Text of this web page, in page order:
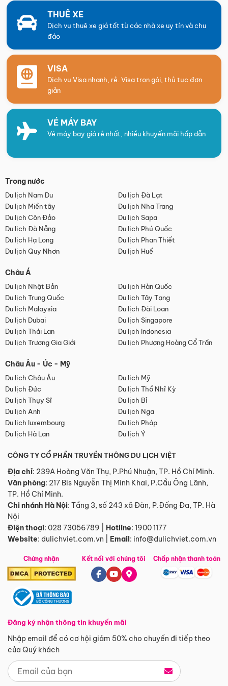
THUÊ XE
Dịch vụ thuê xe giá tốt từ các nhà xe uy tín và chu
đáo
VISA
Dịch vụ Visa nhanh, rẻ. Visa trọn gói, thủ tục đơn
giản
VÉ MÁY BAY
Vé máy bay giá rẻ nhất, nhiều khuyến mãi hấp dẫn
Trong nước
Du lịch Nam Du
Du lịch Đà Lạt
Du lịch Miền tây
Du lịch Nha Trang
Du lịch Côn Đảo
Du lịch Sapa
Du lịch Đà Nẵng
Du lịch Phú Quốc
Du lịch Hạ Long
Du lịch Phan Thiết
Du lịch Quy Nhơn
Du lịch Huế
Châu Á
Du lịch Nhật Bản
Du lịch Hàn Quốc
Du lịch Trung Quốc
Du lịch Tây Tạng
Du lịch Malaysia
Du lịch Đài Loan
Du lịch Dubai
Du lịch Singapore
Du lịch Thái Lan
Du lịch Indonesia
Du lịch Trương Gia Giới
Du lịch Phượng Hoàng Cổ Trấn
Châu Âu - Úc - Mỹ
Du lịch Châu Âu
Du lịch Mỹ
Du lịch Đức
Du lịch Thổ Nhĩ Kỳ
Du lịch Thụy Sĩ
Du lịch Bỉ
Du lịch Anh
Du lịch Nga
Du lịch luxembourg
Du lịch Pháp
Du lịch Hà Lan
Du lịch Ý
CÔNG TY CỔ PHẦN TRUYỀN THÔNG DU LỊCH VIỆT
Địa chỉ: 239A Hoàng Văn Thụ, P.Phú Nhuận, TP. Hồ Chí Minh.
Văn phòng: 217 Bis Nguyễn Thị Minh Khai, P.Cầu Ông Lãnh,
TP. Hồ Chí Minh.
Chi nhánh Hà Nội: Tầng 3, số 243 xã Đàn, P.Đống Đa, TP. Hà
Nội
Điện thoại: 028 73056789 Hotline: 1900 1177
Website: dulichviet.com.vn Email: info@dulichviet.com.vn
Chứng nhận
Đăng ký nhận thông tin khuyến mãi
Nhập email để có cơ hội giảm 50% cho chuyến đi tiếp theo
của Quý khách
Kết nối với chúng tôi Chấp nhận thanh toán